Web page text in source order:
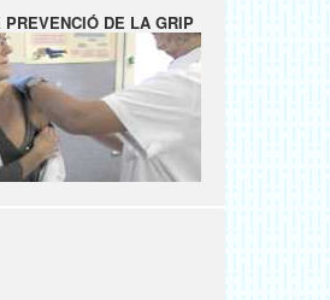
PREVENCIÓ DE LA GRIP